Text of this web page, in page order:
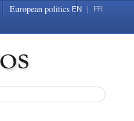
European politics EN FR